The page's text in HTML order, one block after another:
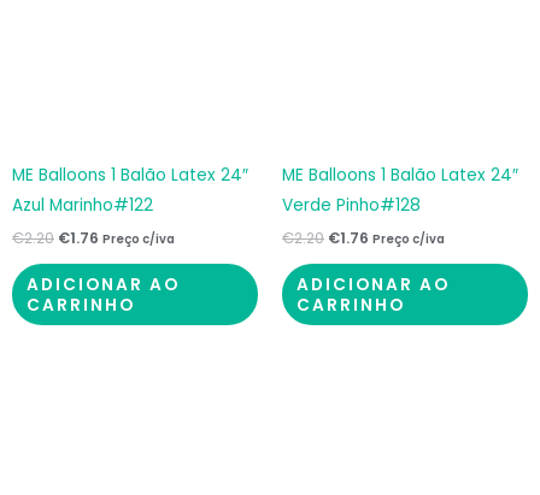
ME Balloons 1 Balão Latex 24″
Azul Marinho#122
€2.20 €1.76 Preço c/iva
ADICIONAR AO
CARRINHO
ME Balloons 1 Balão Latex 24″
Verde Pinho#128
€2.20 €1.76 Preço c/iva
ADICIONAR AO
CARRINHO